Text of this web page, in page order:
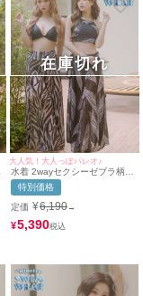
大人気！大人っぽパレオ♪
水着 2wayセクシーゼブラ柄パ
レオパンツ付き三角ギャルビキ
ニ&パレオ付きリーフビスチェ
体型カバービキニ
特別価格
定価 ¥6,190→
¥5,390
在庫切れ